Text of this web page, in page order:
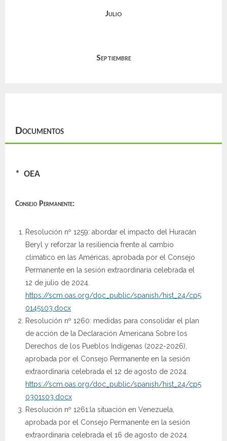
Julio
Septiembre
Documentos
* OEA
Consejo Permanente:
Resolución nº 1259: abordar el impacto del Huracán
Beryl y reforzar la resiliencia frente al cambio
climático en las Américas, aprobada por el Consejo
Permanente en la sesión extraordinaria celebrada el
12 de julio de 2024.
https://scm.oas.org/doc_public/spanish/hist_24/cp5
0145s03.docx
Resolución nº 1260: medidas para consolidar el plan
de acción de la Declaración Americana Sobre los
Derechos de los Pueblos Indígenas (2022-2026),
aprobada por el Consejo Permanente en la sesión
extraordinaria celebrada el 12 de agosto de 2024.
https://scm.oas.org/doc_public/spanish/hist_24/cp5
0301s03.docx
Resolución nº 1261:la situación en Venezuela,
aprobada por el Consejo Permanente en la sesión
extraordinaria celebrada el 16 de agosto de 2024.